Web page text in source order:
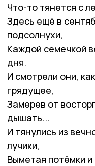
Что-то тянется с
Здесь ещё в
подсолнухи,
Каждой семечкой
дня.
И смотрели они,
грядущее,
Замерев от
дышать...
И тянулись из
лучики,
Выметая потёмки